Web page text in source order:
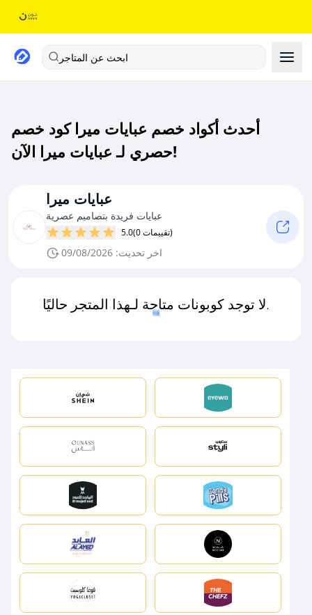
ابحث عن المتاجر
أحدث أكواد خصم عبايات ميرا كود خصم
حصري لـ عبايات ميرا الآن!
عبايات ميرا
عبايات فريدة بتصاميم عصرية
5.0 (0 تقييمات)
اخر تحديث: 09/08/2026
لا توجد كوبونات متاحة لـهذا المتجر حاليًا.